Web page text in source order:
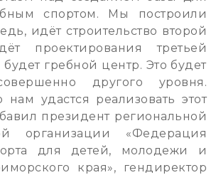
спортом. Мы построили
идёт строительство второй
проектирования третьей
гребной центр. Это будет
другого уровня.
нам удастся реализовать этот
президент региональной
организации «Федерация
для детей, молодежи и
края», гендиректор